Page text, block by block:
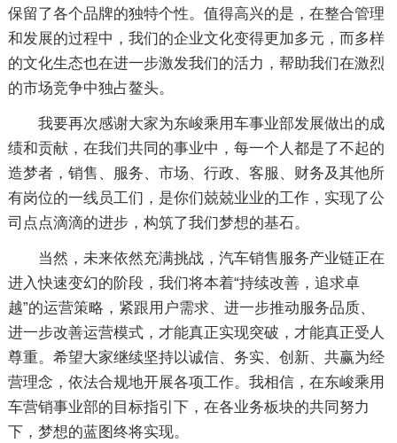
保留了各个品牌的独特个性。值得高兴的是，在整合管理
和发展的过程中，我们的企业文化变得更加多元，而多样
的文化生态也在进一步激发我们的活力，帮助我们在激烈
的市场竞争中独占鳌头。
我要再次感谢大家为东峻乘用车事业部发展做出的成
绩和贡献，在我们共同的事业中，每一个人都是了不起的
造梦者，销售、服务、市场、行政、客服、财务及其他所
有岗位的一线员工们，是你们兢兢业业的工作，实现了公
司点点滴滴的进步，构筑了我们梦想的基石。
当然，未来依然充满挑战，汽车销售服务产业链正在
进入快速变幻的阶段，我们将本着“持续改善，追求卓
越”的运营策略，紧跟用户需求、进一步推动服务品质、
进一步改善运营模式，才能真正实现突破，才能真正受人
尊重。希望大家继续坚持以诚信、务实、创新、共赢为经
营理念，依法合规地开展各项工作。我相信，在东峻乘用
车营销事业部的目标指引下，在各业务板块的共同努力
下，梦想的蓝图终将实现。